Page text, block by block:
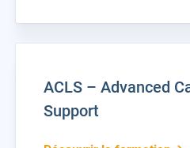
ACLS – Advanced
Support